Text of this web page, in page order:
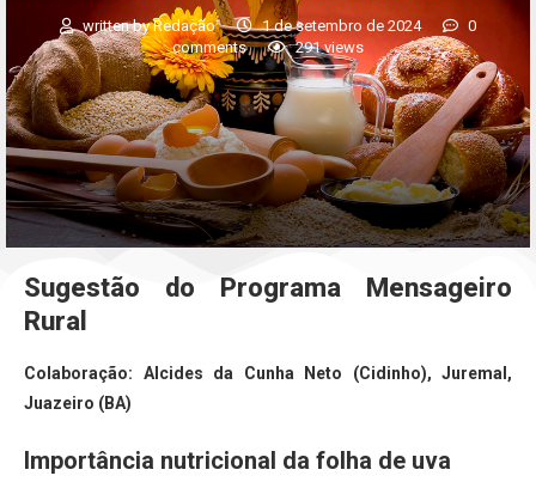
written byRedação 1 de setembro de 2024
0
comments
291views
Sugestão do Programa Mensageiro
Rural
Colaboração: Alcides da Cunha Neto (Cidinho), Juremal,
Juazeiro (BA)
Importância nutricional da folha de uva